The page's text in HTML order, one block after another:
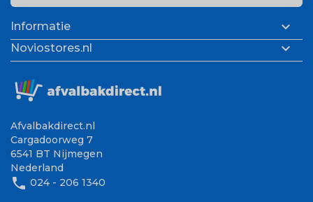
Informatie 
Noviostores.nl 
Afvalbakdirect.nl
Cargadoorweg 7
6541 BT Nijmegen
Nederland
phone 024 - 206 1340